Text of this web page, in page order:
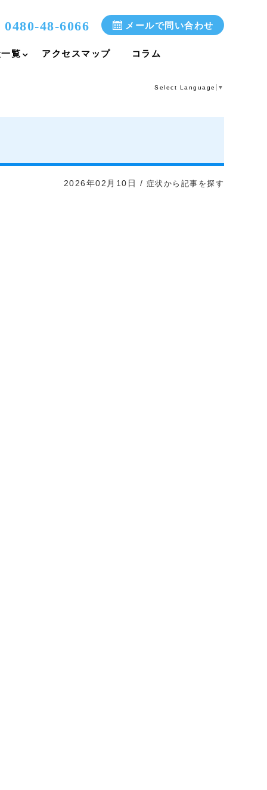
0480-48-6066 メールで問い合わせ
覧 アクセスマップ コラム
Select Language ▼
2026年02月10日 / 症状から記事を探す